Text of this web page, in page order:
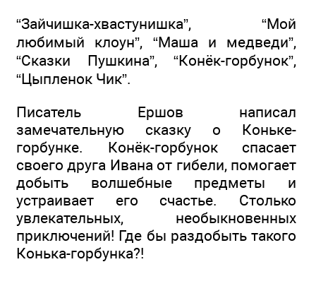
“Зайчишка-хвастунишка”, “Мой
любимый клоун”, “Маша и медведи”,
“Сказки Пушкина”, “Конёк-горбунок”,
“Цыпленок Чик”.
Писатель Ершов написал
замечательную сказку о Коньке-
горбунке. Конёк-горбунок спасает
своего друга Ивана от гибели, помогает
добыть волшебные предметы и
устраивает его счастье. Столько
увлекательных, необыкновенных
приключений! Где бы раздобыть такого
Конька-горбунка?!